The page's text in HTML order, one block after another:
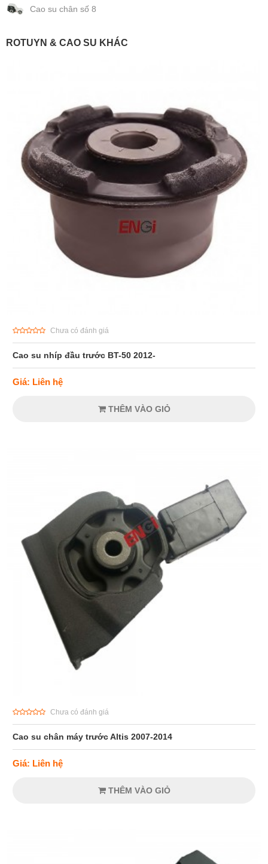
Cao su chân số 8
ROTUYN & CAO SU KHÁC
Chưa có đánh giá
Cao su nhíp đầu trước BT-50 2012-
Giá: Liên hệ
THÊM VÀO GIỎ
Chưa có đánh giá
Cao su chân máy trước Altis 2007-2014
Giá: Liên hệ
THÊM VÀO GIỎ